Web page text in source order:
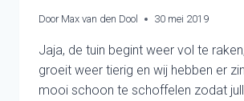
Door Max van den Dool 30 mei 2019
Jaja, de tuin begint weer vol te
groeit weer tierig en wij hebben er
mooi schoon te schoffelen zodat